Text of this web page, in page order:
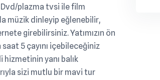
Dvd/plazma tvsi ile film
müzik dinleyip eğlenebilir,
girebilirsiniz. Yatımızın ön
5 çayını içebileceğiniz
yanı balık
sizi mutlu bir mavi tur